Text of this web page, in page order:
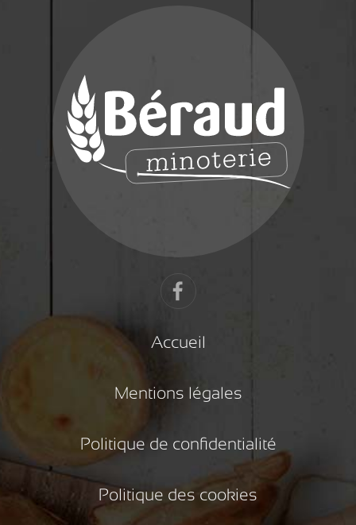
Accueil
Mentions légales
Politique de confidentialité
Politique des cookies